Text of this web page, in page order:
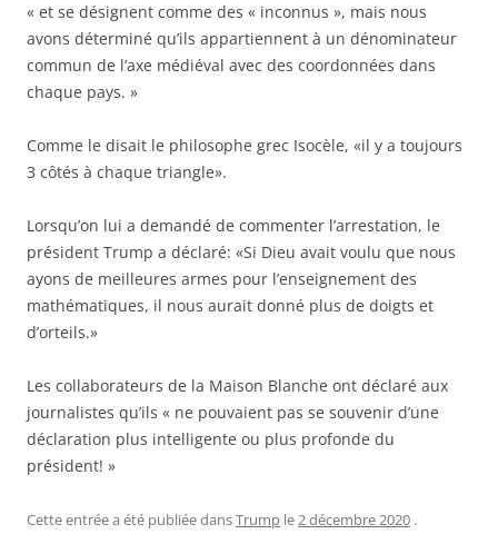
« et se désignent comme des « inconnus », mais nous
avons déterminé qu’ils appartiennent à un dénominateur
commun de l’axe médiéval avec des coordonnées dans
chaque pays. »
Comme le disait le philosophe grec Isocèle, «il y a toujours
3 côtés à chaque triangle».
Lorsqu’on lui a demandé de commenter l’arrestation, le
président Trump a déclaré: «Si Dieu avait voulu que nous
ayons de meilleures armes pour l’enseignement des
mathématiques, il nous aurait donné plus de doigts et
d’orteils.»
Les collaborateurs de la Maison Blanche ont déclaré aux
journalistes qu’ils « ne pouvaient pas se souvenir d’une
déclaration plus intelligente ou plus profonde du
président! »
Cette entrée a été publiée dansTrump le2 décembre 2020 .